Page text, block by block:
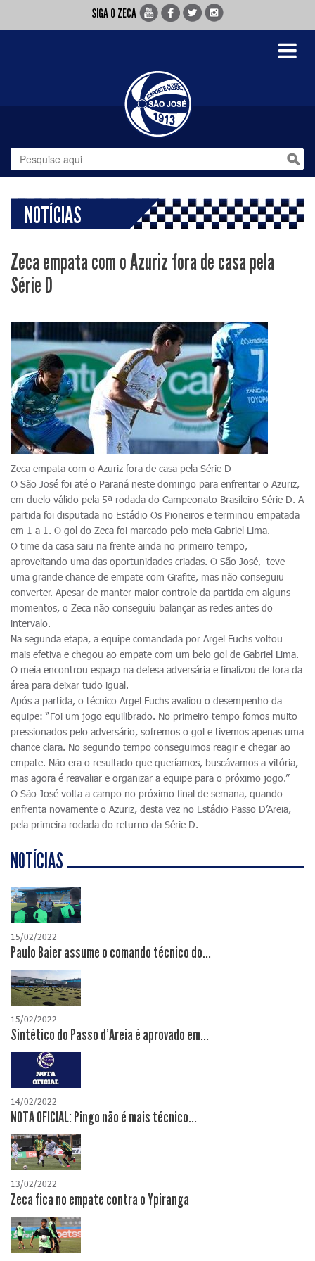
SIGA O ZECA
Toggle
NOTÍCIAS
Zeca empata com o Azuriz fora de casa pela
Série D
Zeca empata com o Azuriz fora de casa pela Série D
O São José foi até o Paraná neste domingo para enfrentar o Azuriz,
em duelo válido pela 5ª rodada do Campeonato Brasileiro Série D. A
partida foi disputada no Estádio Os Pioneiros e terminou empatada
em 1 a 1. O gol do Zeca foi marcado pelo meia Gabriel Lima.
O time da casa saiu na frente ainda no primeiro tempo,
aproveitando uma das oportunidades criadas. O São José, teve
uma grande chance de empate com Grafite, mas não conseguiu
converter. Apesar de manter maior controle da partida em alguns
momentos, o Zeca não conseguiu balançar as redes antes do
intervalo.
Na segunda etapa, a equipe comandada por Argel Fuchs voltou
mais efetiva e chegou ao empate com um belo gol de Gabriel Lima.
O meia encontrou espaço na defesa adversária e finalizou de fora da
área para deixar tudo igual.
Após a partida, o técnico Argel Fuchs avaliou o desempenho da
equipe: “Foi um jogo equilibrado. No primeiro tempo fomos muito
pressionados pelo adversário, sofremos o gol e tivemos apenas uma
chance clara. No segundo tempo conseguimos reagir e chegar ao
empate. Não era o resultado que queríamos, buscávamos a vitória,
mas agora é reavaliar e organizar a equipe para o próximo jogo.”
O São José volta a campo no próximo final de semana, quando
enfrenta novamente o Azuriz, desta vez no Estádio Passo D’Areia,
pela primeira rodada do returno da Série D.
NOTÍCIAS
15/02/2022
Paulo Baier assume o comando técnico do...
15/02/2022
Sintético do Passo d'Areia é aprovado em...
14/02/2022
NOTA OFICIAL: Pingo não é mais técnico...
13/02/2022
Zeca fica no empate contra o Ypiranga